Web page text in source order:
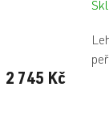
2 745 Kč